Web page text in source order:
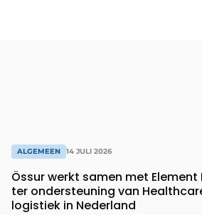
ALGEMEEN 14 JULI 2026
Össur werkt samen met Element
ter ondersteuning van
logistiek in Nederland